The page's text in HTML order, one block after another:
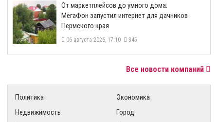
От маркетплейсов до умного дома:
МегаФон запустил интернет для дачников
Пермского края
06 августа 2026, 17:10 345
Все новости компаний
Политика
Экономика
Недвижимость
Город